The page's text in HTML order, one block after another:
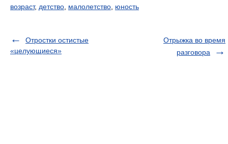
возраст, детство малолетство юность
Отростки остистые
«целующиеся»
Отрыжка во время
разговора